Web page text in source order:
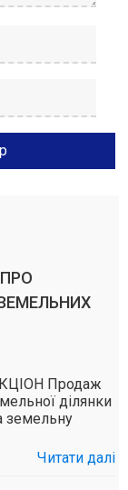
Продаж
ділянки
земельну
Читати далі